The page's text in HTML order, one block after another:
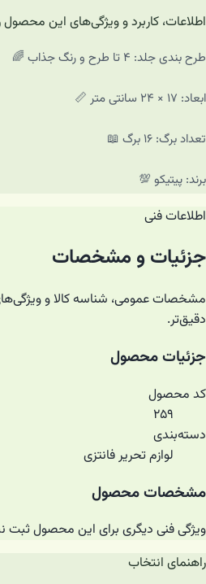
اطلاعات، کاربرد و ویژگی‌های این
طرح بندی جلد: ۴ تا طرح و رنگ جذاب 🌈
ابعاد: ۱۷ × ۲۴ سانتی متر 📏
تعداد برگ‌: ۱۶ برگ 📖
برند: پیتیکو 💯
اطلاعات فنی
جزئیات و مشخصات
مشخصات عمومی، شناسه کالا و
دقیق‌تر.
جزئیات محصول
کد محصول
۲۵۹
دسته‌بندی
لوازم تحریر فانتزی
مشخصات محصول
ویژگی فنی دیگری برای این محصول
راهنمای انتخاب